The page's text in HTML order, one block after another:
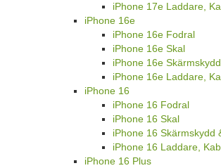
iPhone 17e Laddare,
iPhone 16e
iPhone 16e Fodral
iPhone 16e Skal
iPhone 16e
iPhone 16e Laddare,
iPhone 16
iPhone 16 Fodral
iPhone 16 Skal
iPhone 16 Skärmskydd
iPhone 16 Laddare,
iPhone 16 Plus